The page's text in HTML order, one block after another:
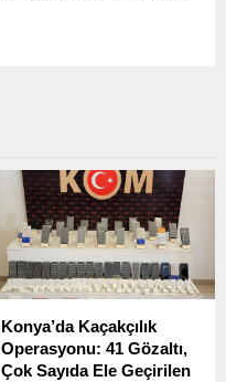
Konya’da Kaçakçılık
Operasyonu: 41 Gözaltı,
Çok Sayıda Ele Geçirilen